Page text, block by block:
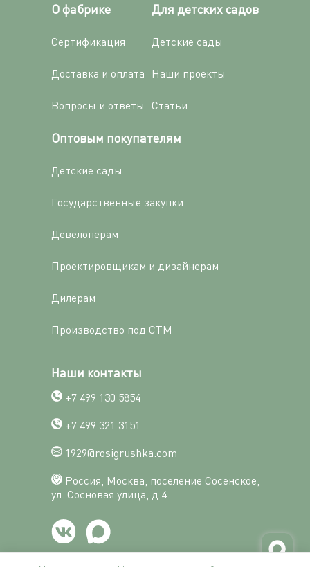
О фабрике
Сертификация
Доставка и оплата
Вопросы и ответы
Для детских садов
Детские сады
Наши проекты
Статьи
Оптовым покупателям
Детские сады
Государственные закупки
Девелоперам
Проектировщикам и дизайнерам
Дилерам
Производство под СТМ
Наши контакты
+7 499 130 5854
+7 499 321 3151
1929@rosigrushka.com
Россия, Москва, поселение Сосенское,
ул. Сосновая улица, д.4.